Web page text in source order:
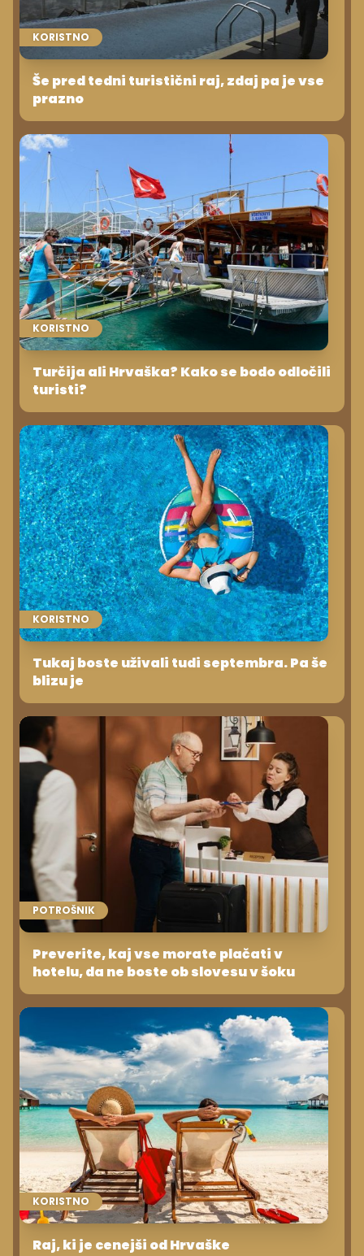
KORISTNO
Še pred tedni turistični raj, zdaj pa je vse
prazno
KORISTNO
Turčija ali Hrvaška? Kako se bodo odločili
turisti?
KORISTNO
Tukaj boste uživali tudi septembra. Pa še
blizu je
POTROŠNIK
Preverite, kaj vse morate plačati v
hotelu, da ne boste ob slovesu v šoku
KORISTNO
Raj, ki je cenejši od Hrvaške